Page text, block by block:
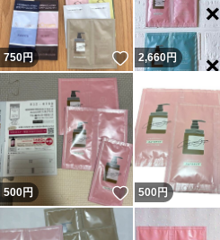
750円 いいね！
2,660円
500円 いいね！
500 円